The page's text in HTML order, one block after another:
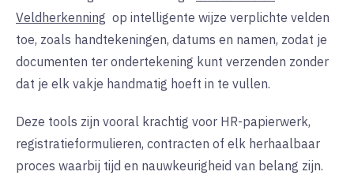
Veldherkenning op intelligente wijze verplichte velden
toe, zoals handtekeningen, datums en namen, zodat je
documenten ter ondertekening kunt verzenden zonder
dat je elk vakje handmatig hoeft in te vullen.
Deze tools zijn vooral krachtig voor HR-papierwerk,
registratieformulieren, contracten of elk herhaalbaar
proces waarbij tijd en nauwkeurigheid van belang zijn.